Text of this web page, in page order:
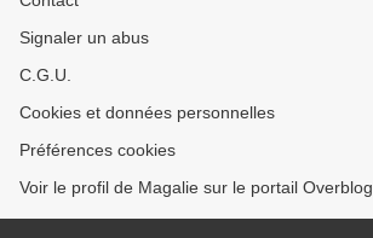
Signaler un abus
C.G.U.
Cookies et données personnelles
Préférences cookies
Voir le profil de Magalie sur le portail Overblog